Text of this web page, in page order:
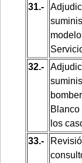
31.-
32.-
los
33.-